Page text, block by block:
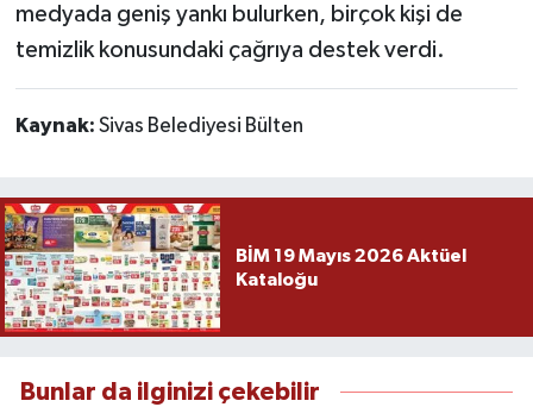
medyada geniş yankı bulurken, birçok kişi de
temizlik konusundaki çağrıya destek verdi.
Kaynak: Sivas Belediyesi Bülten
BİM 19 Mayıs 2026 Aktüel
Kataloğu
Bunlar da ilginizi çekebilir